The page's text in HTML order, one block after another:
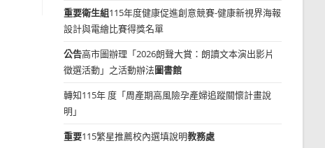
重要衛生組115年度健康促進創意競賽-健康新視界海報
設計與電繪比賽得獎名單
公告高市圖辦理「2026朗聲大賞：朗讀文本演出影片
徵選活動」之活動辦法圖書館
轉知115年 度「周產期高風險孕產婦追蹤關懷計畫說
明」
重要115繁星推薦校內選填說明教務處